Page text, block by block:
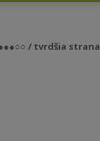
/ tvrdšia strana